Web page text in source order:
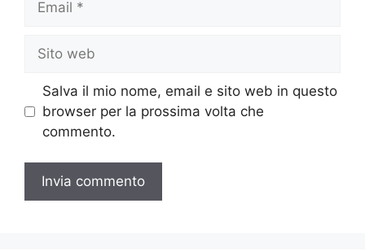
web
Salva il mio nome, email e sito web in questo
browser per la prossima volta che
commento.